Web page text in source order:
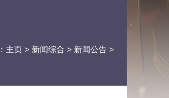
主页 > 新闻综合 > 新闻公告 >